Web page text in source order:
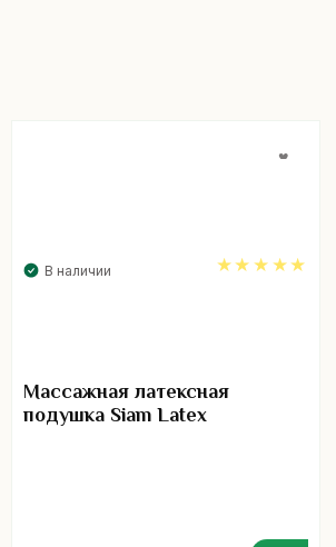
В наличии
Массажная латексная
подушка Siam Latex